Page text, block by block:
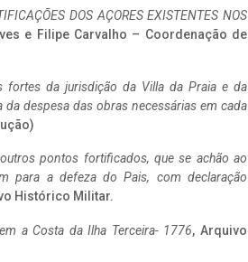
DOS AÇORES EXISTENTES NOS
e Filipe Carvalho – Coordenação de
fortes da jurisdição da Villa da Praia e da
despesa das obras necessárias em cada
pontos fortificados, que se achão ao
para a defeza do Pais, com declaração
Histórico Militar.
a Costa da Ilha Terceira- 1776, Arquivo